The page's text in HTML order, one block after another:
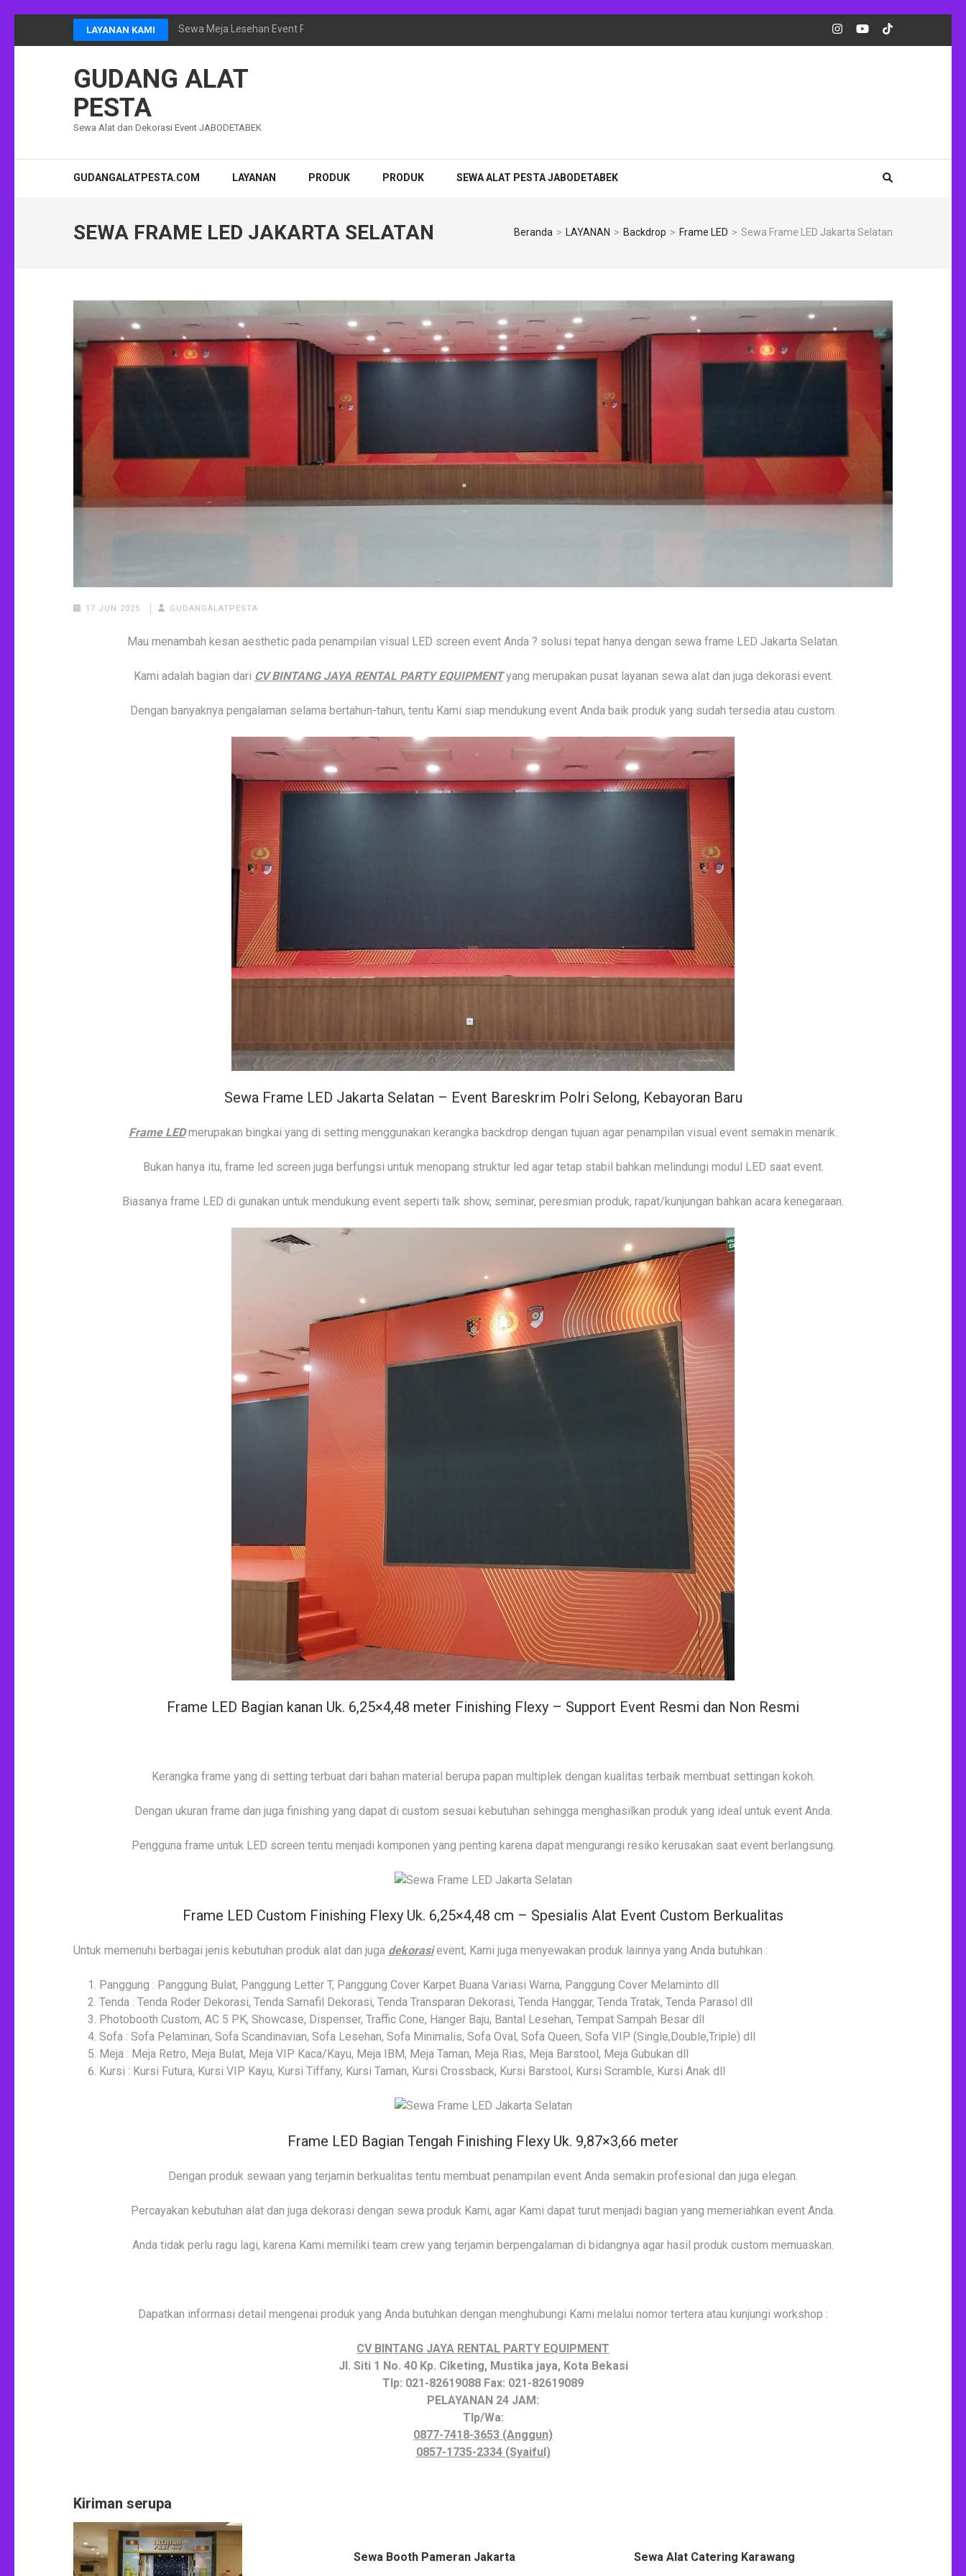
LAYANAN KAMI Sewa Meja Lesehan Event Ramadhan Jakarta
GUDANG ALAT
PESTA
Sewa Alat dan Dekorasi Event JABODETABEK
GUDANGALATPESTA.COM LAYANAN PRODUK PRODUK SEWA ALAT PESTA JABODETABEK
SEWA FRAME LED JAKARTA SELATAN Beranda > LAYANAN > Backdrop > Frame LED > Sewa Frame LED Jakarta Selatan
17 JUN 2025 GUDANGALATPESTA
Mau menambah kesan aesthetic pada penampilan visual LED screen event Anda ? solusi tepat hanya dengan sewa frame LED Jakarta Selatan.
Kami adalah bagian dari CV BINTANG JAYA RENTAL PARTY EQUIPMENTyang merupakan pusat layanan sewa alat dan juga dekorasi event.
Dengan banyaknya pengalaman selama bertahun-tahun, tentu Kami siap mendukung event Anda baik produk yang sudah tersedia atau custom.
Sewa Frame LED Jakarta Selatan – Event Bareskrim Polri Selong, Kebayoran Baru
Frame LEDmerupakan bingkai yang di setting menggunakan kerangka backdrop dengan tujuan agar penampilan visual event semakin menarik.
Bukan hanya itu, frame led screen juga berfungsi untuk menopang struktur led agar tetap stabil bahkan melindungi modul LED saat event.
Biasanya frame LED di gunakan untuk mendukung event seperti talk show, seminar, peresmian produk, rapat/kunjungan bahkan acara kenegaraan.
Frame LED Bagian kanan Uk. 6,25×4,48 meter Finishing Flexy – Support Event Resmi dan Non Resmi
Kerangka frame yang di setting terbuat dari bahan material berupa papan multiplek dengan kualitas terbaik membuat settingan kokoh.
Dengan ukuran frame dan juga finishing yang dapat di custom sesuai kebutuhan sehingga menghasilkan produk yang ideal untuk event Anda.
Pengguna frame untuk LED screen tentu menjadi komponen yang penting karena dapat mengurangi resiko kerusakan saat event berlangsung.
Frame LED Custom Finishing Flexy Uk. 6,25×4,48 cm – Spesialis Alat Event Custom Berkualitas
Untuk memenuhi berbagai jenis kebutuhan produk alat dan juga dekorasievent, Kami juga menyewakan produk lainnya yang Anda butuhkan :
Panggung : Panggung Bulat, Panggung Letter T, Panggung Cover Karpet Buana Variasi Warna, Panggung Cover Melaminto dll
Tenda : Tenda Roder Dekorasi, Tenda Sarnafil Dekorasi, Tenda Transparan Dekorasi, Tenda Hanggar, Tenda Tratak, Tenda Parasol dll
Photobooth Custom, AC 5 PK, Showcase, Dispenser, Traffic Cone, Hanger Baju, Bantal Lesehan, Tempat Sampah Besar dll
Sofa : Sofa Pelaminan, Sofa Scandinavian, Sofa Lesehan, Sofa Minimalis, Sofa Oval, Sofa Queen, Sofa VIP (Single,Double,Triple) dll
Meja : Meja Retro, Meja Bulat, Meja VIP Kaca/Kayu, Meja IBM, Meja Taman, Meja Rias, Meja Barstool, Meja Gubukan dll
Kursi : Kursi Futura, Kursi VIP Kayu, Kursi Tiffany, Kursi Taman, Kursi Crossback, Kursi Barstool, Kursi Scramble, Kursi Anak dll
Frame LED Bagian Tengah Finishing Flexy Uk. 9,87×3,66 meter
Dengan produk sewaan yang terjamin berkualitas tentu membuat penampilan event Anda semakin profesional dan juga elegan.
Percayakan kebutuhan alat dan juga dekorasi dengan sewa produk Kami, agar Kami dapat turut menjadi bagian yang memeriahkan event Anda.
Anda tidak perlu ragu lagi, karena Kami memiliki team crew yang terjamin berpengalaman di bidangnya agar hasil produk custom memuaskan.
Dapatkan informasi detail mengenai produk yang Anda butuhkan dengan menghubungi Kami melalui nomor tertera atau kunjungi workshop :
CV BINTANG JAYA RENTAL PARTY EQUIPMENT
Jl. Siti 1 No. 40 Kp. Ciketing, Mustika jaya, Kota Bekasi
Tlp: 021-82619088 Fax: 021-82619089
PELAYANAN 24 JAM:
Tlp/Wa:
0877-7418-3653 (Anggun)
0857-1735-2334 (Syaiful)
Kiriman serupa
Sewa Booth Pameran Jakarta Sewa Alat Catering Karawang